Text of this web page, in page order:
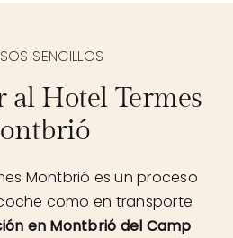
SENCILLOS
al Hotel Termes
Montbrió es un proceso
como en transporte
en Montbrió del Camp